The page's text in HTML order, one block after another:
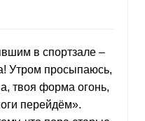
в спортзале –
Утром просыпаюсь,
твоя форма огонь,
перейдём».